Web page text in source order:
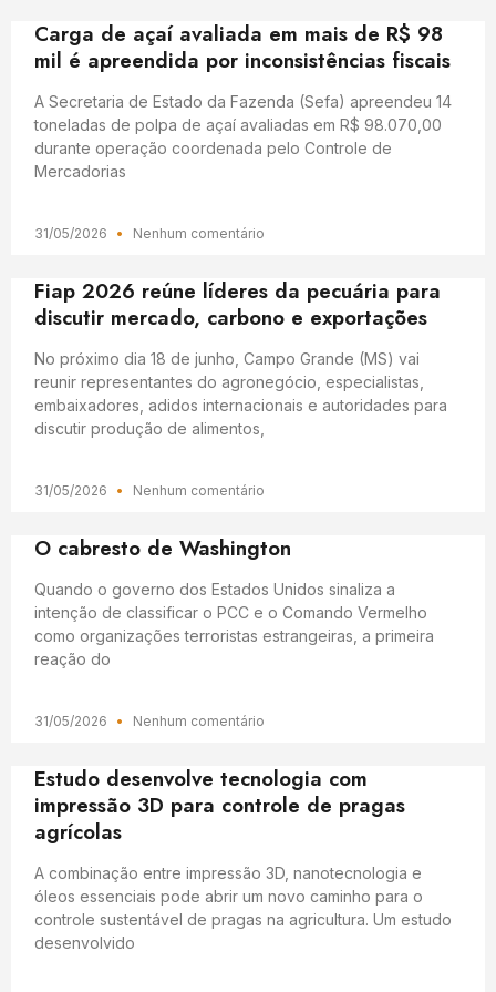
Carga de açaí avaliada em mais de R$ 98
mil é apreendida por inconsistências fiscais
A Secretaria de Estado da Fazenda (Sefa) apreendeu 14
toneladas de polpa de açaí avaliadas em R$ 98.070,00
durante operação coordenada pelo Controle de
Mercadorias
31/05/2026 Nenhum comentário
Fiap 2026 reúne líderes da pecuária para
discutir mercado, carbono e exportações
No próximo dia 18 de junho, Campo Grande (MS) vai
reunir representantes do agronegócio, especialistas,
embaixadores, adidos internacionais e autoridades para
discutir produção de alimentos,
31/05/2026 Nenhum comentário
O cabresto de Washington
Quando o governo dos Estados Unidos sinaliza a
intenção de classificar o PCC e o Comando Vermelho
como organizações terroristas estrangeiras, a primeira
reação do
31/05/2026 Nenhum comentário
Estudo desenvolve tecnologia com
impressão 3D para controle de pragas
agrícolas
A combinação entre impressão 3D, nanotecnologia e
óleos essenciais pode abrir um novo caminho para o
controle sustentável de pragas na agricultura. Um estudo
desenvolvido